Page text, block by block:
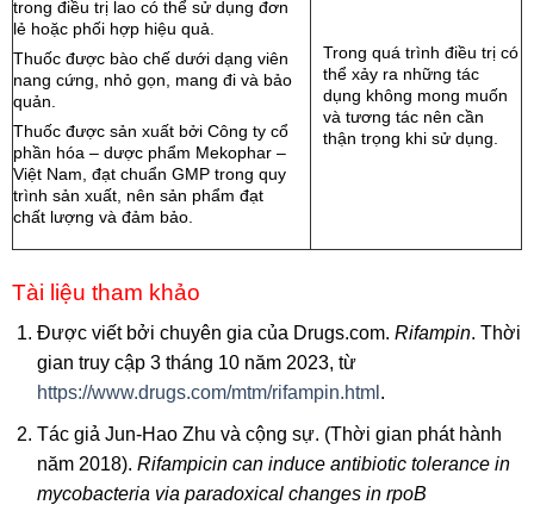
trong điều trị lao có thể sử dụng đơn
lẻ hoặc phối hợp hiệu quả.
Thuốc được bào chế dưới dạng viên
nang cứng, nhỏ gọn, mang đi và bảo
quản.
Thuốc được sản xuất bởi Công ty cổ
phần hóa – dược phẩm Mekophar –
Việt Nam, đạt chuẩn GMP trong quy
trình sản xuất, nên sản phẩm đạt
chất lượng và đảm bảo.
Trong quá trình điều trị có
thể xảy ra những tác
dụng không mong muốn
và tương tác nên cần
thận trọng khi sử dụng.
Tài liệu tham khảo
Được viết bởi chuyên gia của Drugs.com. Rifampin. Thời
gian truy cập 3 tháng 10 năm 2023, từ
https://www.drugs.com/mtm/rifampin.html .
Tác giả Jun-Hao Zhu và cộng sự. (Thời gian phát hành
năm 2018). Rifampicin can induce antibiotic tolerance in
mycobacteria via paradoxical changes in rpoB